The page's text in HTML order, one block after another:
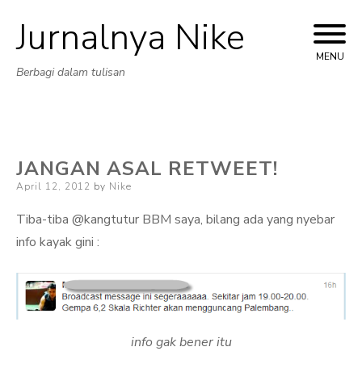
Skip
Jurnalnya Nike
Berbagi dalam tulisan
MENU
JANGAN ASAL RETWEET!
Posted
April 12, 2012 by Nike
Tiba-tiba @kangtutur BBM saya, bilang ada yang nyebar
info kayak gini :
info gak bener itu